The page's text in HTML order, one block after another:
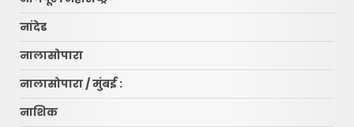
नांदेड
नालासोपारा
नालासोपारा / मुंबई :
नाशिक